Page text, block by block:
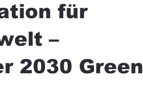
für
–
2030 Green